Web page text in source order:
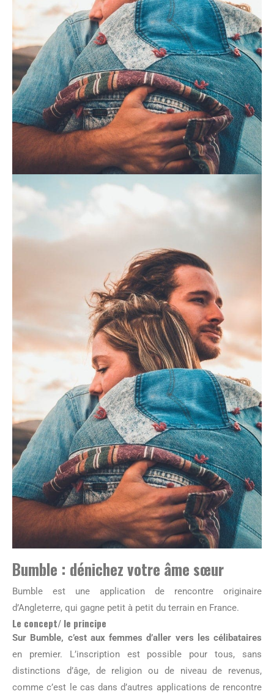
Bumble : dénichez votre âme sœur
Bumble est une application de rencontre originaire
d’Angleterre, qui gagne petit à petit du terrain en France.
Le concept/ le principe
Sur Bumble, c’est aux femmes d’aller vers les célibataires
en premier. L’inscription est possible pour tous, sans
distinctions d’âge, de religion ou de niveau de revenus,
comme c’est le cas dans d’autres applications de rencontre